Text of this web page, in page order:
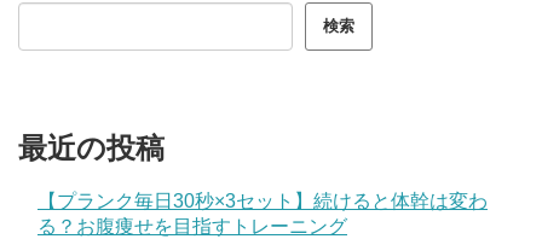
検索
最近の投稿
【プランク毎日30秒×3セット】続けると体幹は変わ
る？お腹痩せを目指すトレーニング